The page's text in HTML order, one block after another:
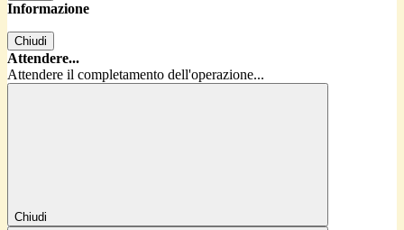
Informazione
Chiudi
Attendere...
Attendere il completamento dell'operazione...
Chiudi